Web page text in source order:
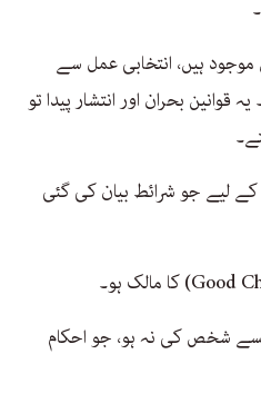
ہیں، انتخابی عمل سے
بحران اور انتشار پیدا تو
اہلیت کے لیے جو شرائط بیان کی گئی
شخص کی نہ ہو، جو احکام